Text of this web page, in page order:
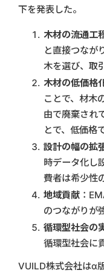
下を発表した。
木材の流通工
と直接つなが
木を選び、取
木材の低価格
ことで、材木
由で廃棄され
とで、低価格
設計の幅の拡
時データ化し
費者は希少性
地域貢献 ：
のつながりが
循環型社会の
循環型社会に
VUILD株式会社はα